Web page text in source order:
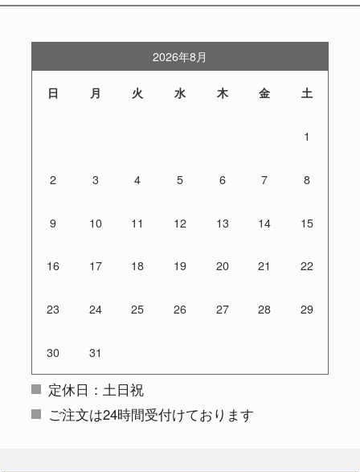
2026年8月
日 月 火 水 木 金 土
1
2 3 4 5 6 7 8
9 10 11 12 13 14 15
16 17 18 19 20 21 22
23 24 25 26 27 28 29
30 31
定休日：土日祝
ご注文は24時間受付けております